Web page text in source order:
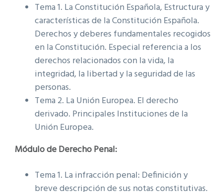
Tema 1. La Constitución Española, Estructura y
características de la Constitución Española.
Derechos y deberes fundamentales recogidos
en la Constitución. Especial referencia a los
derechos relacionados con la vida, la
integridad, la libertad y la seguridad de las
personas.
Tema 2. La Unión Europea. El derecho
derivado. Principales Instituciones de la
Unión Europea.
Módulo de Derecho Penal:
Tema 1. La infracción penal: Definición y
breve descripción de sus notas constitutivas.